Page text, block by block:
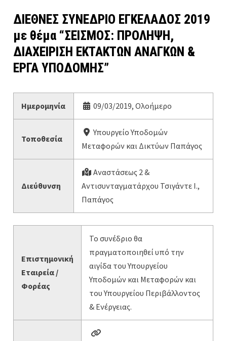
ΔΙΕΘΝΕΣ ΣΥΝΕΔΡΙΟ ΕΓΚΕΛΑΔΟΣ 2019
με θέμα “ΣΕΙΣΜΟΣ: ΠΡΟΛΗΨΗ,
ΔΙΑΧΕΙΡΙΣΗ ΕΚΤΑΚΤΩΝ ΑΝΑΓΚΩΝ &
ΕΡΓΑ ΥΠΟΔΟΜΗΣ”
Ημερομηνία 09/03/2019, Ολοήμερο
Τοποθεσία
Υπουργείο Υποδομών
Μεταφορών και Δικτύων Παπάγος
Διεύθυνση
Αναστάσεως 2 &
Αντισυνταγματάρχου Τσιγάντε Ι.,
Παπάγος
Επιστημονική
Εταιρεία /
Φορέας
Το συνέδριο θα
πραγματοποιηθεί υπό την
αιγίδα του Υπουργείου
Υποδομών και Μεταφορών και
του Υπουργείου Περιβάλλοντος
& Ενέργειας.